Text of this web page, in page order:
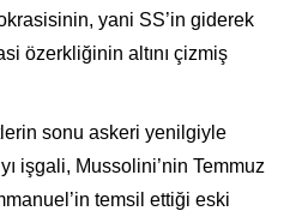
yani SS’in giderek
özerkliğinin altını çizmiş
sonu askeri yenilgiyle
işgali, Mussolini’nin Temmuz
temsil ettiği eski